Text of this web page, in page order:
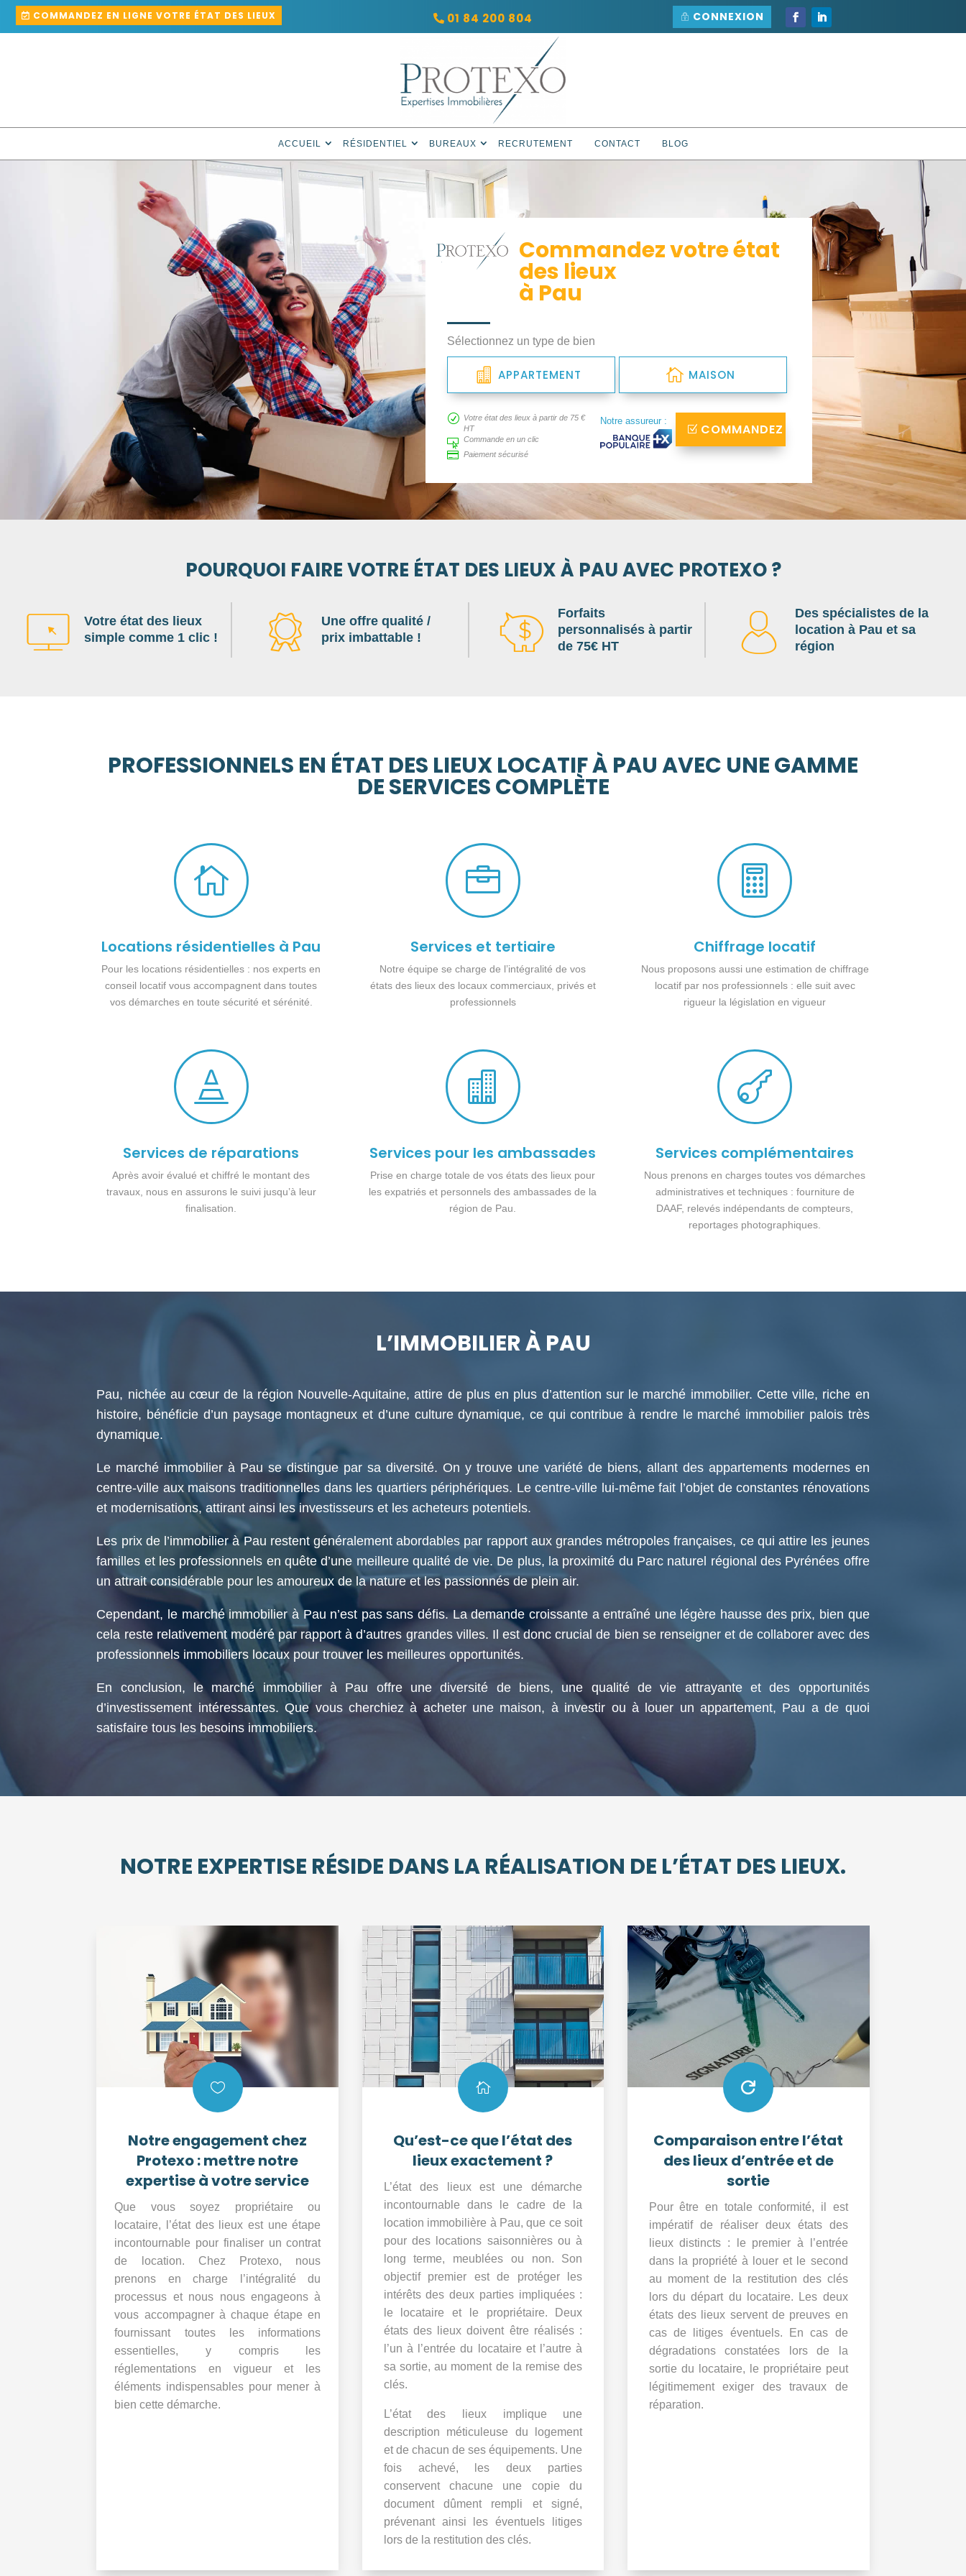
COMMANDEZ EN LIGNE VOTRE ÉTAT DES LIEUX 01 84 200 804 CONNEXION
ACCUEIL RÉSIDENTIEL BUREAUX RECRUTEMENT CONTACT BLOG
Réservez en 1 clic
Commandez votre état
des lieux
à Pau
Sélectionnez un type de bien
APPARTEMENT MAISON
R Votre état des lieux à partir de 75 €
HT
 Commande en un clic
 Paiement sécurisé
Notre assureur :
COMMANDEZ
POURQUOI FAIRE VOTRE ÉTAT DES LIEUX À PAU AVEC PROTEXO ?
Votre état des lieux
simple comme 1 clic !
Une offre qualité /
prix imbattable !
Forfaits
personnalisés à partir
de 75€ HT
Des spécialistes de la
location à Pau et sa
région
PROFESSIONNELS EN ÉTAT DES LIEUX LOCATIF À PAU AVEC UNE GAMME
DE SERVICES COMPLÈTE

Locations résidentielles à Pau
Pour les locations résidentielles : nos experts en
conseil locatif vous accompagnent dans toutes
vos démarches en toute sécurité et sérénité.

Services et tertiaire
Notre équipe se charge de l’intégralité de vos
états des lieux des locaux commerciaux, privés et
professionnels

Chiffrage locatif
Nous proposons aussi une estimation de chiffrage
locatif par nos professionnels : elle suit avec
rigueur la législation en vigueur

Services de réparations
Après avoir évalué et chiffré le montant des
travaux, nous en assurons le suivi jusqu’à leur
finalisation.

Services pour les ambassades
Prise en charge totale de vos états des lieux pour
les expatriés et personnels des ambassades de la
région de Pau.

Services complémentaires
Nous prenons en charges toutes vos démarches
administratives et techniques : fourniture de
DAAF, relevés indépendants de compteurs,
reportages photographiques.
L’IMMOBILIER À PAU
Pau, nichée au cœur de la région Nouvelle-Aquitaine, attire de plus en plus d’attention sur le marché immobilier. Cette ville, riche en
histoire, bénéficie d’un paysage montagneux et d’une culture dynamique, ce qui contribue à rendre le marché immobilier palois très
dynamique.
Le marché immobilier à Pau se distingue par sa diversité. On y trouve une variété de biens, allant des appartements modernes en
centre-ville aux maisons traditionnelles dans les quartiers périphériques. Le centre-ville lui-même fait l’objet de constantes rénovations
et modernisations, attirant ainsi les investisseurs et les acheteurs potentiels.
Les prix de l’immobilier à Pau restent généralement abordables par rapport aux grandes métropoles françaises, ce qui attire les jeunes
familles et les professionnels en quête d’une meilleure qualité de vie. De plus, la proximité du Parc naturel régional des Pyrénées offre
un attrait considérable pour les amoureux de la nature et les passionnés de plein air.
Cependant, le marché immobilier à Pau n’est pas sans défis. La demande croissante a entraîné une légère hausse des prix, bien que
cela reste relativement modéré par rapport à d’autres grandes villes. Il est donc crucial de bien se renseigner et de collaborer avec des
professionnels immobiliers locaux pour trouver les meilleures opportunités.
En conclusion, le marché immobilier à Pau offre une diversité de biens, une qualité de vie attrayante et des opportunités
d’investissement intéressantes. Que vous cherchiez à acheter une maison, à investir ou à louer un appartement, Pau a de quoi
satisfaire tous les besoins immobiliers.
NOTRE EXPERTISE RÉSIDE DANS LA RÉALISATION DE L’ÉTAT DES LIEUX.

Notre engagement chez
Protexo : mettre notre
expertise à votre service
Que vous soyez propriétaire ou
locataire, l’état des lieux est une étape
incontournable pour finaliser un contrat
de location. Chez Protexo, nous
prenons en charge l’intégralité du
processus et nous nous engageons à
vous accompagner à chaque étape en
fournissant toutes les informations
essentielles, y compris les
réglementations en vigueur et les
éléments indispensables pour mener à
bien cette démarche.

Qu’est-ce que l’état des
lieux exactement ?
L’état des lieux est une démarche
incontournable dans le cadre de la
location immobilière à Pau, que ce soit
pour des locations saisonnières ou à
long terme, meublées ou non. Son
objectif premier est de protéger les
intérêts des deux parties impliquées :
le locataire et le propriétaire. Deux
états des lieux doivent être réalisés :
l’un à l’entrée du locataire et l’autre à
sa sortie, au moment de la remise des
clés.
L’état des lieux implique une
description méticuleuse du logement
et de chacun de ses équipements. Une
fois achevé, les deux parties
conservent chacune une copie du
document dûment rempli et signé,
prévenant ainsi les éventuels litiges
lors de la restitution des clés.

Comparaison entre l’état
des lieux d’entrée et de
sortie
Pour être en totale conformité, il est
impératif de réaliser deux états des
lieux distincts : le premier à l’entrée
dans la propriété à louer et le second
au moment de la restitution des clés
lors du départ du locataire. Les deux
états des lieux servent de preuves en
cas de litiges éventuels. En cas de
dégradations constatées lors de la
sortie du locataire, le propriétaire peut
légitimement exiger des travaux de
réparation.